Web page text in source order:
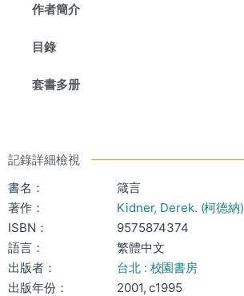
作者簡介
目錄
套書多册
記錄詳細檢視
書名：
箴言
著作：
Kidner, Derek. (柯德納)
ISBN：
9575874374
語言：
繁體中文
出版者：
台北 : 校園書房
出版年份：
2001, c1995